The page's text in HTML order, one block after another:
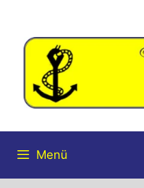
Inhalt
springen
Menü